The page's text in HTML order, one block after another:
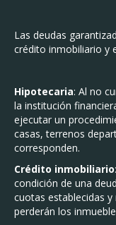
Las deudas
crédito inmobiliario y
Hipotecaria: Al no
la institución
ejecutar un
casas, terrenos
corresponden.
Crédito inmobiliario
condición de una
cuotas establecidas
perderán los